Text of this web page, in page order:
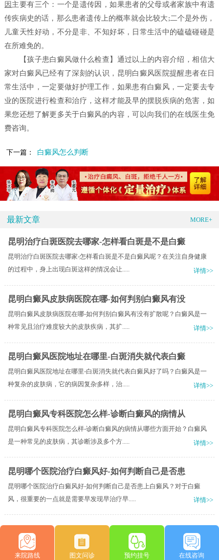
因 主要有三个：一个是遗传因，如果患者的父母或者家族中有遗
传疾病史的话，那么患者遗传上的概率就会比较大;二个是外伤，
儿童天性好动，不分是非、不知好坏，日常生活中的磕磕碰碰是
在所难免的。
【孩子患白癜风做什么检查】 通过以上的内容介绍，相信大
家对白癜风已经有了深刻的认识， 昆明白癜风医院提醒患者在日
常生活中，一定要做好护理工作，如果患有白癜风，一定要去专
业的医院进行检查和治疗，这样才能及早的摆脱疾病的危害，如
果您还想了解更多关于白癜风的内容，可以向我们的在线医生免
费咨询。
下一篇： 白癜风怎么判断
最新文章 MORE+
昆明治疗白斑医院去哪家-怎样看白斑是不是白癜
昆明治疗白斑医院去哪家-怎样看白斑是不是白癜风呢？在关注自身健康
的过程中，身上出现白斑这样的情况会让.....
详情>>
昆明白癜风皮肤病医院在哪-如何判别白癜风有没
昆明白癜风皮肤病医院在哪-如何判别白癜风有没有扩散呢？白癜风是一
种常见且治疗难度较大的皮肤疾病，其扩.....
详情>>
昆明白癜风医院地址在哪里-白斑消失就代表白癜
昆明白癜风医院地址在哪里-白斑消失就代表白癜风好了吗？白癜风是一
种复杂的皮肤病，它的病因复杂多样，治.....
详情>>
昆明白癜风专科医院怎么样-诊断白癜风的病情从
昆明白癜风专科医院怎么样-诊断白癜风的病情从哪些方面开始？白癜风
是一种常见的皮肤病，其诊断涉及多个方.....
详情>>
昆明哪个医院治疗白癜风好-如何判断自己是否患
昆明哪个医院治疗白癜风好-如何判断自己是否患上白癜风？对于白癜
风，很重要的一点就是需要早发现早治疗早.....
详情>>
来院路线 图文问诊 预约挂号 在线咨询